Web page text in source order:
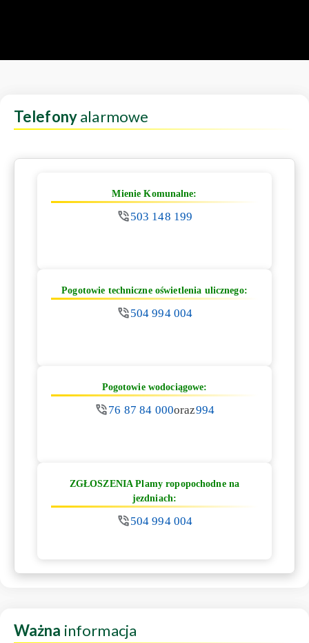
Telefonyalarmowe
Mienie Komunalne:
503 148 199
Pogotowie techniczne oświetlenia ulicznego:
504 994 004
Pogotowie wodociągowe:
76 87 84 000oraz994
ZGŁOSZENIA Plamy ropopochodne na
jezdniach:
504 994 004
Ważna informacja